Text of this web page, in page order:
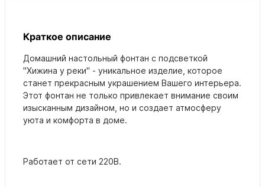
Краткое описание
Домашний настольный фонтан с подсветкой
"Хижина у реки" - уникальное изделие, которое
станет прекрасным украшением Вашего интерьера.
Этот фонтан не только привлекает внимание своим
изысканным дизайном, но и создает атмосферу
уюта и комфорта в доме.
Работает от сети 220В.